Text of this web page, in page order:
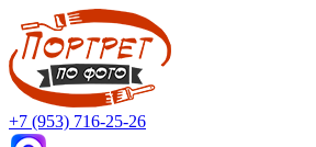
+7 (953) 716-25-26